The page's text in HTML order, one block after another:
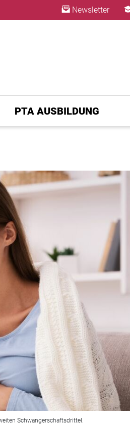
Newsletter
PTA AUSBILDUNG
Schwangerschaftsdrittel.